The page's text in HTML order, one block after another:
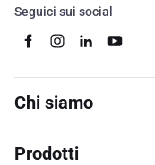
Seguici sui social
Chi siamo
Prodotti